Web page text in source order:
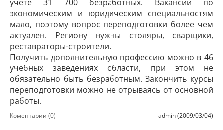
учете 31 700 безработных. Вакансий по
экономическим и юридическим специальностям
мало, поэтому вопрос переподготовки более чем
актуален. Региону нужны столяры, сварщики,
реставраторы-строители.
Получить дополнительную профессию можно в 46
учебных заведениях области, при этом не
обязательно быть безработным. Закончить курсы
переподготовки можно не отрываясь от основной
работы.
Коментарии (0) admin (2009/03/04)